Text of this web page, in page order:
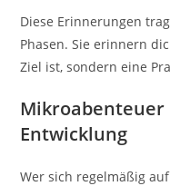
Diese Erinnerungen
Phasen. Sie erinnern
Ziel ist, sondern eine
Entwicklung
Wer sich regelmäßig